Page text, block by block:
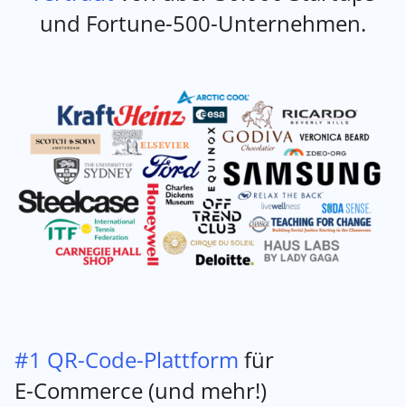
und Fortune-500-Unternehmen.
#1 QR-Code-Plattform für
E-Commerce (und mehr!)